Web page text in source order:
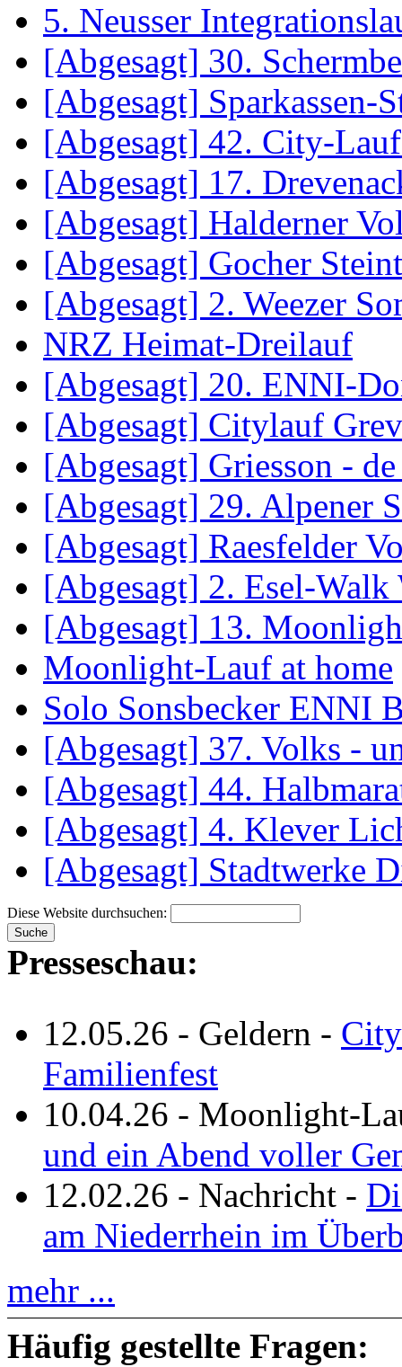
5. Neusser
[Abgesagt] 30.
[Abgesagt] Sparkassen-
[Abgesagt] 42. City-
[Abgesagt] 17.
[Abgesagt] Halderner
[Abgesagt] Gocher
[Abgesagt] 2. Weezer
NRZ Heimat-Dreilauf
[Abgesagt] 20. ENNI-
[Abgesagt] Citylauf
[Abgesagt] Griesson -
[Abgesagt] 29. Alpener
[Abgesagt] Raesfelder
[Abgesagt] 2. Esel-Walk
[Abgesagt] 13.
Moonlight-Lauf at home
Solo Sonsbecker ENNI
[Abgesagt] 37. Volks -
[Abgesagt] 44.
[Abgesagt] 4. Klever
[Abgesagt] Stadtwerke
Diese Website durchsuchen:
Presseschau:
12.05.26 - Geldern -
Familienfest
10.04.26 - Moonlight-
und ein Abend voller
12.02.26 - Nachricht -
am Niederrhein im
mehr ...
Häufig gestellte Fragen: